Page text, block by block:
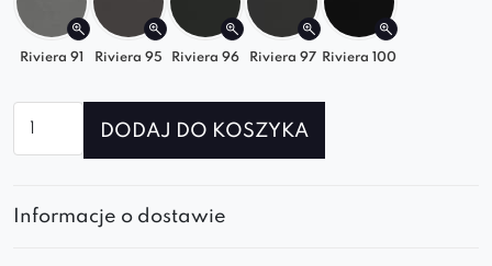
Riviera 91 Riviera 95 Riviera 96 Riviera 97 Riviera 100
Róg
DODAJ DO KOSZYKA
Informacje o dostawie